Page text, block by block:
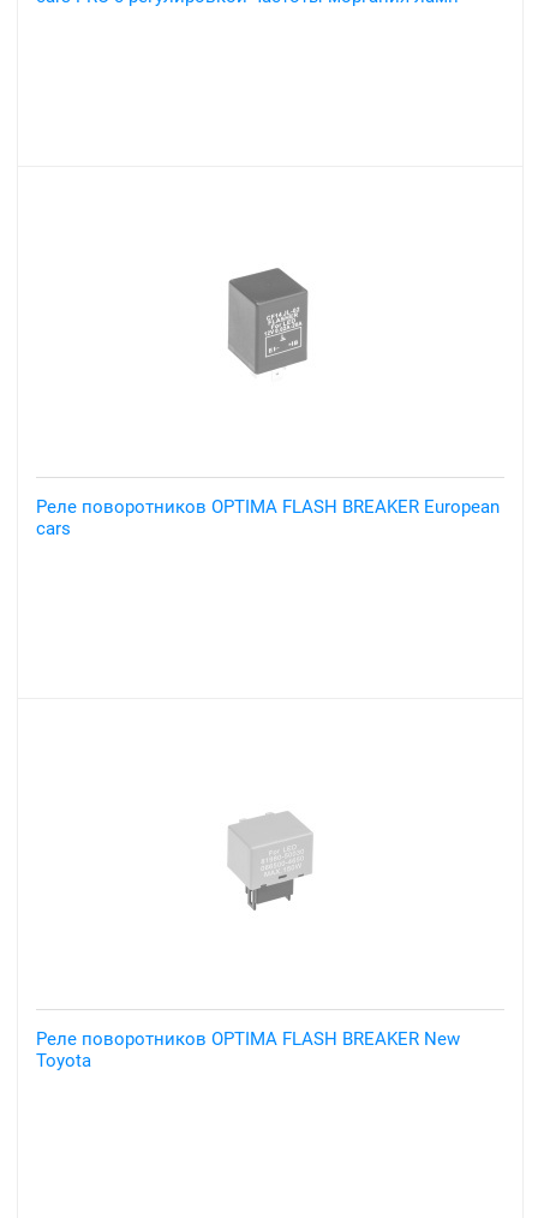
Реле поворотников OPTIMA FLASH BREAKER European
cars
Реле поворотников OPTIMA FLASH BREAKER New
Toyota